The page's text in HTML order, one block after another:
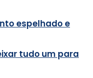
espelhado e
tudo um para